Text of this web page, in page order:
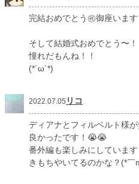
完結おめでとう㊗御座います
そして結婚式おめでとう〜
憧れだもんね！！
(*´ω`*)
2022.07.05 リコ
ディアナとフィルベルト様
良かったです！😭😭
番外編も楽しみにしていま
きもちやいてるのかな？(*￣